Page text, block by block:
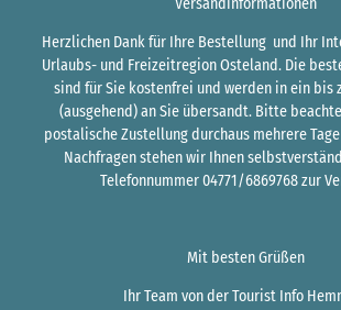
Herzlichen Dank für Ihre Bestellung und Ihr
Urlaubs- und Freizeitregion Osteland. Die
sind für Sie kostenfrei und werden in ein bis
(ausgehend) an Sie übersandt. Bitte
postalische Zustellung durchaus mehrere
Nachfragen stehen wir Ihnen
Telefonnummer 04771/6869768 zur
Mit besten Grüßen
Ihr Team von der Tourist Info